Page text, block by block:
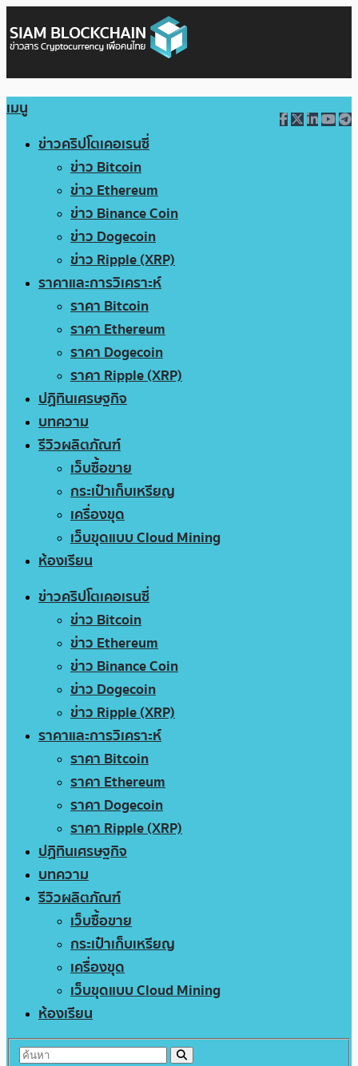
เมนู
ข่าวคริปโตเคอเรนซี่
ข่าว Bitcoin
ข่าว Ethereum
ข่าว Binance Coin
ข่าว Dogecoin
ข่าว Ripple (XRP)
ราคาและการวิเคราะห์
ราคา Bitcoin
ราคา Ethereum
ราคา Dogecoin
ราคา Ripple (XRP)
ปฏิทินเศรษฐกิจ
บทความ
รีวิวผลิตภัณฑ์
เว็บซื้อขาย
กระเป๋าเก็บเหรียญ
เครื่องขุด
เว็บขุดแบบ Cloud Mining
ห้องเรียน
ข่าวคริปโตเคอเรนซี่
ข่าว Bitcoin
ข่าว Ethereum
ข่าว Binance Coin
ข่าว Dogecoin
ข่าว Ripple (XRP)
ราคาและการวิเคราะห์
ราคา Bitcoin
ราคา Ethereum
ราคา Dogecoin
ราคา Ripple (XRP)
ปฏิทินเศรษฐกิจ
บทความ
รีวิวผลิตภัณฑ์
เว็บซื้อขาย
กระเป๋าเก็บเหรียญ
เครื่องขุด
เว็บขุดแบบ Cloud Mining
ห้องเรียน